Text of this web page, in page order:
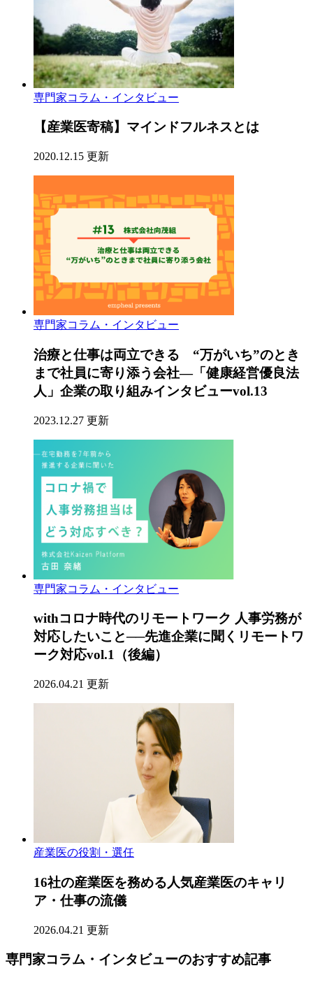
専門家コラム・インタビュー
【産業医寄稿】マインドフルネスとは
2020.12.15 更新
専門家コラム・インタビュー
治療と仕事は両立できる “万がいち”のとき
まで社員に寄り添う会社―「健康経営優良法
人」企業の取り組みインタビューvol.13
2023.12.27 更新
専門家コラム・インタビュー
withコロナ時代のリモートワーク 人事労務が
対応したいこと──先進企業に聞くリモートワ
ーク対応vol.1（後編）
2026.04.21 更新
産業医の役割・選任
16社の産業医を務める人気産業医のキャリ
ア・仕事の流儀
2026.04.21 更新
専門家コラム・インタビューのおすすめ記事